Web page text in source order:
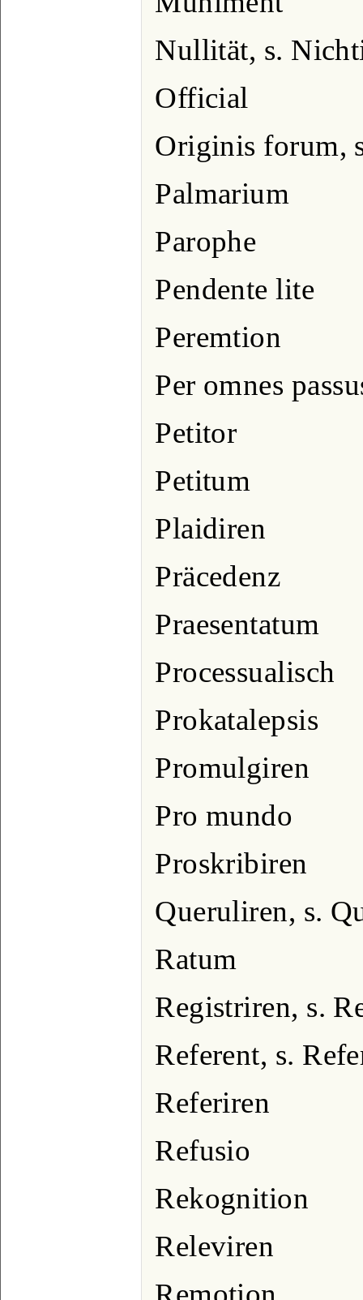
Nullität, s.
Official
Originis forum,
Palmarium
Parophe
Pendente lite
Peremtion
Per omnes
Petitor
Petitum
Plaidiren
Präcedenz
Praesentatum
Processualisch
Prokatalepsis
Promulgiren
Pro mundo
Proskribiren
Queruliren, s.
Ratum
Registriren, s.
Referent, s.
Referiren
Refusio
Rekognition
Releviren